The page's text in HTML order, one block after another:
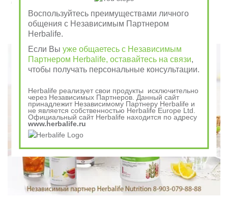
отдай врагу
Говорили в древности
Воспользуйтесь преимуществами личного
общения с Независимым Партнером
Herbalife.
Если Выуже общаетесь с Независимым
Партнером Herbalife, оставайтесь на связи,
чтобы получать персональные консультации.
Herbalife реализует свои продукты исключительно
через Независимых Партнеров. Данный сайт
принадлежит Независимому Партнеру Herbalife и
не является собственностью Herbalife Europe Ltd.
Официальный сайт Herbalife находится по адресу
www.herbalife.ru